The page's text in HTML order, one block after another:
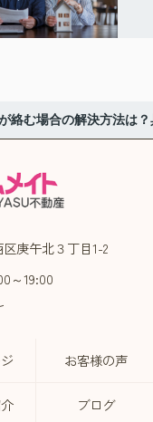
絡む場合の解決方法は
庚午北３丁目1-2
～19:00
お客様の声
ブログ